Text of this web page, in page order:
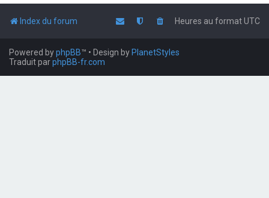
Index du forum Heures au formatUTC
Powered byphpBB™ • Design by PlanetStyles
Traduit parphpBB-fr.com